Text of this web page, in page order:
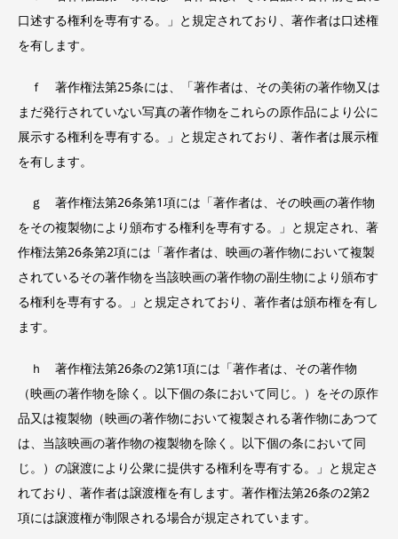
口述する権利を専有する。」と規定されており、著作者は口述権
を有します。
ｆ 著作権法第25条には、「著作者は、その美術の著作物又は
まだ発行されていない写真の著作物をこれらの原作品により公に
展示する権利を専有する。」と規定されており、著作者は展示権
を有します。
ｇ 著作権法第26条第1項には「著作者は、その映画の著作物
をその複製物により頒布する権利を専有する。」と規定され、著
作権法第26条第2項には「著作者は、映画の著作物において複製
されているその著作物を当該映画の著作物の副生物により頒布す
る権利を専有する。」と規定されており、著作者は頒布権を有し
ます。
ｈ 著作権法第26条の2第1項には「著作者は、その著作物
（映画の著作物を除く。以下個の条において同じ。）をその原作
品又は複製物（映画の著作物において複製される著作物にあつて
は、当該映画の著作物の複製物を除く。以下個の条において同
じ。）の譲渡により公衆に提供する権利を専有する。」と規定さ
れており、著作者は譲渡権を有します。著作権法第26条の2第2
項には譲渡権が制限される場合が規定されています。